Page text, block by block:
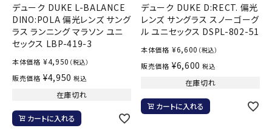
デューク DUKE L-BALANCE
DINO:POLA 偏光レンズ サング
ラス ランニング マラソン ユニ
セックス LBP-419-3
本体価格 ¥4,950 （税込）
販売価格 ¥4,950 税込
在庫切れ
カートに入れる
デューク DUKE D:RECT. 偏光
レンズ サングラス スノーゴーグ
ル ユニセックス DSPL-802-51
本体価格 ¥6,600 （税込）
販売価格 ¥6,600 税込
在庫切れ
カートに入れる